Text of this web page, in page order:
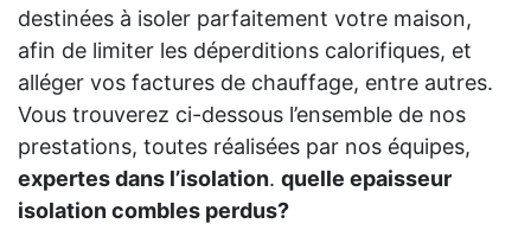
destinées à isoler parfaitement votre maison,
afin de limiter les déperditions calorifiques, et
alléger vos factures de chauffage, entre autres.
Vous trouverez ci-dessous l’ensemble de nos
prestations, toutes réalisées par nos équipes,
expertes dans l’isolation. quelle epaisseur
isolation combles perdus?